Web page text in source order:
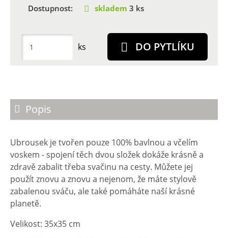
Dostupnost: skladem 3 ks
ks DO PYTLÍKU
Popis
Ubrousek je tvořen pouze 100% bavlnou a včelím
voskem - spojení těch dvou složek dokáže krásně a
zdravě zabalit třeba svačinu na cesty. Můžete jej
použít znovu a znovu a nejenom, že máte stylově
zabalenou sváču, ale také pomáháte naší krásné
planetě.
Velikost: 35x35 cm